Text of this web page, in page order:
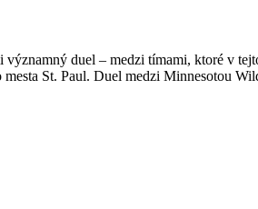
duel – medzi tímami, ktoré v
St. Paul. Duel medzi Minnesotou